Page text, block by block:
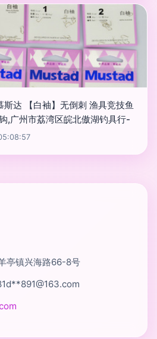
斯达 【白袖】无倒刺 渔具竞技鱼
,广州市荔湾区皖北傲湖钓具行-
亭镇兴海路66-8号
891@163.com